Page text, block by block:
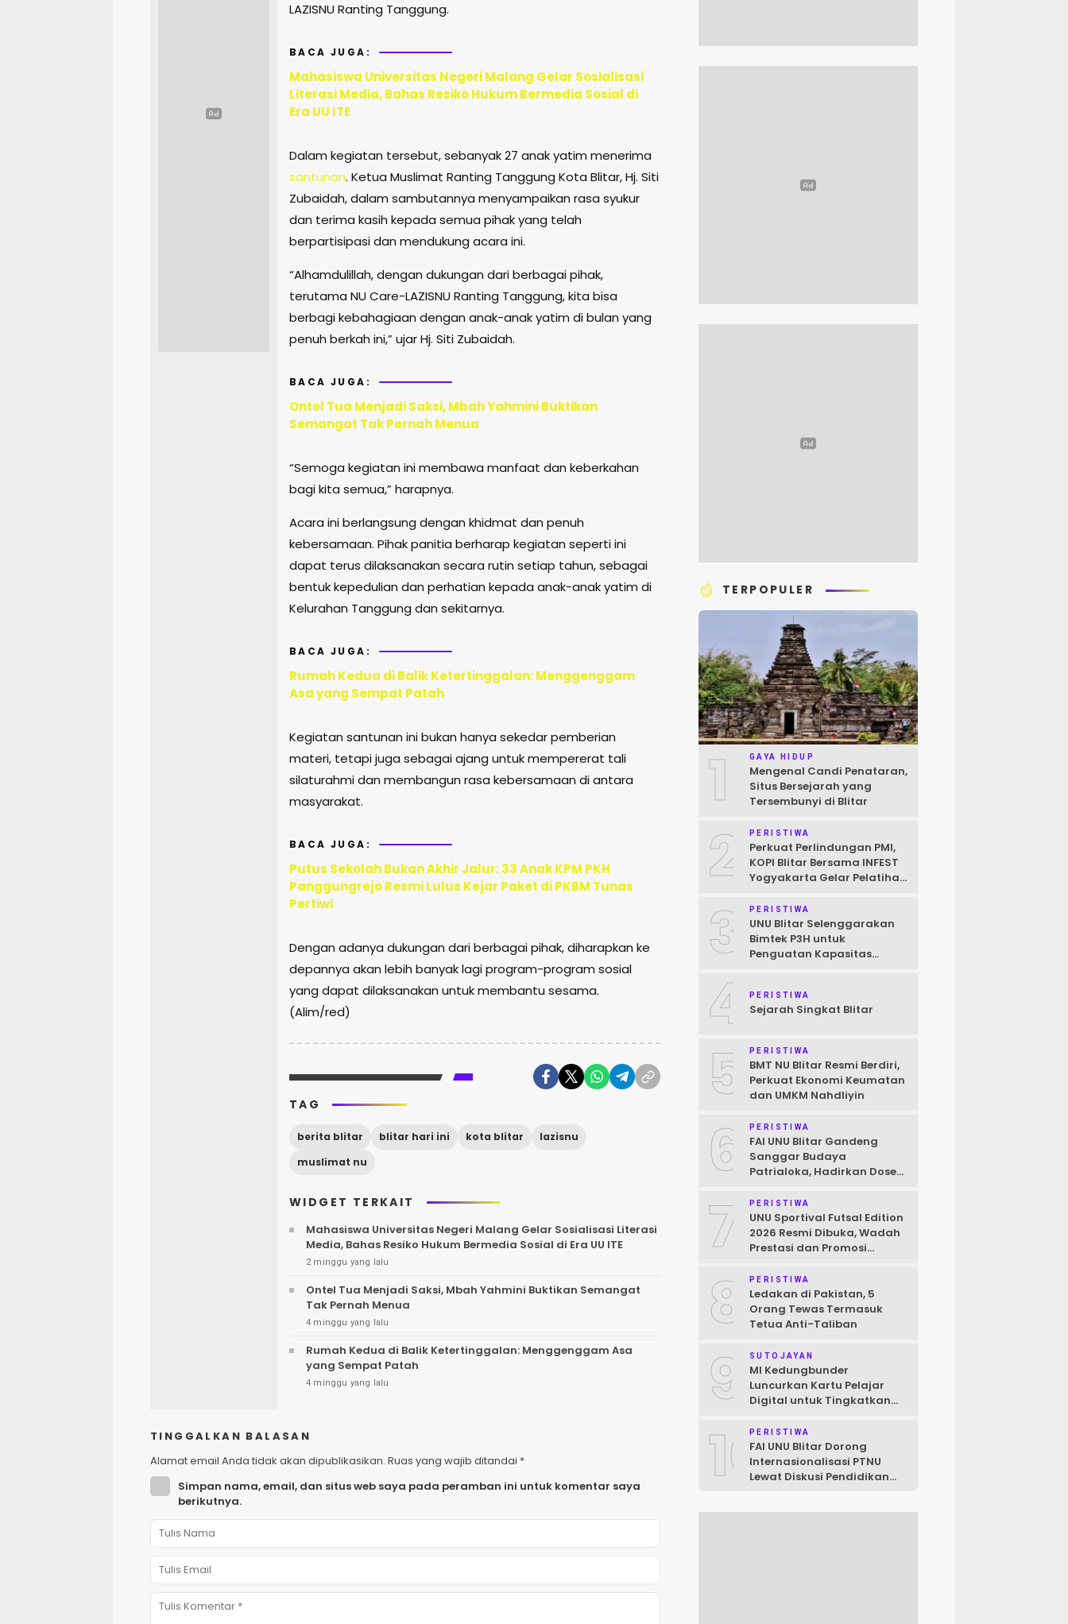
LAZISNU Ranting Tanggung.
BACA JUGA:
Mahasiswa Universitas Negeri Malang Gelar Sosialisasi
Literasi Media, Bahas Resiko Hukum Bermedia Sosial di
Era UU ITE
Dalam kegiatan tersebut, sebanyak 27 anak yatim menerima
santunan. Ketua Muslimat Ranting Tanggung Kota Blitar, Hj. Siti
Zubaidah, dalam sambutannya menyampaikan rasa syukur
dan terima kasih kepada semua pihak yang telah
berpartisipasi dan mendukung acara ini.
“Alhamdulillah, dengan dukungan dari berbagai pihak,
terutama NU Care-LAZISNU Ranting Tanggung, kita bisa
berbagi kebahagiaan dengan anak-anak yatim di bulan yang
penuh berkah ini,” ujar Hj. Siti Zubaidah.
BACA JUGA:
Ontel Tua Menjadi Saksi, Mbah Yahmini Buktikan
Semangat Tak Pernah Menua
“Semoga kegiatan ini membawa manfaat dan keberkahan
bagi kita semua,” harapnya.
Acara ini berlangsung dengan khidmat dan penuh
kebersamaan. Pihak panitia berharap kegiatan seperti ini
dapat terus dilaksanakan secara rutin setiap tahun, sebagai
bentuk kepedulian dan perhatian kepada anak-anak yatim di
Kelurahan Tanggung dan sekitarnya.
BACA JUGA:
Rumah Kedua di Balik Ketertinggalan: Menggenggam
Asa yang Sempat Patah
Kegiatan santunan ini bukan hanya sekedar pemberian
materi, tetapi juga sebagai ajang untuk mempererat tali
silaturahmi dan membangun rasa kebersamaan di antara
masyarakat.
BACA JUGA:
Putus Sekolah Bukan Akhir Jalur: 33 Anak KPM PKH
Panggungrejo Resmi Lulus Kejar Paket di PKBM Tunas
Pertiwi
Dengan adanya dukungan dari berbagai pihak, diharapkan ke
depannya akan lebih banyak lagi program-program sosial
yang dapat dilaksanakan untuk membantu sesama.
(Alim/red)
TAG
berita blitar blitar hari ini kota blitar
lazisnu
muslimat nu
WIDGET TERKAIT
Mahasiswa Universitas Negeri Malang Gelar Sosialisasi Literasi
Media, Bahas Resiko Hukum Bermedia Sosial di Era UU ITE
2 minggu yang lalu
Ontel Tua Menjadi Saksi, Mbah Yahmini Buktikan Semangat
Tak Pernah Menua
4 minggu yang lalu
Rumah Kedua di Balik Ketertinggalan: Menggenggam Asa
yang Sempat Patah
4 minggu yang lalu
TINGGALKAN BALASAN
Alamat email Anda tidak akan dipublikasikan. Ruas yang wajib ditandai *
Simpan nama, email, dan situs web saya pada peramban ini untuk komentar saya
berikutnya.
TERPOPULER
1 GAYA HIDUP
Mengenal Candi Penataran,
Situs Bersejarah yang
Tersembunyi di Blitar
2 PERISTIWA
Perkuat Perlindungan PMI,
KOPI Blitar Bersama INFEST
Yogyakarta Gelar Pelatihan
3 PERISTIWA
UNU Blitar Selenggarakan
Bimtek P3H untuk
Penguatan Kapasitas
4 PERISTIWA
Sejarah Singkat Blitar
5 PERISTIWA
BMT NU Blitar Resmi Berdiri,
Perkuat Ekonomi Keumatan
dan UMKM Nahdliyin
6 PERISTIWA
FAI UNU Blitar Gandeng
Sanggar Budaya
Patrialoka, Hadirkan Dosen
Mahasiswa
7 PERISTIWA
UNU Sportival Futsal Edition
2026 Resmi Dibuka, Wadah
Prestasi dan Promosi
Raya
8 PERISTIWA
Ledakan di Pakistan, 5
Orang Tewas Termasuk
Tetua Anti-Taliban
9 SUTOJAYAN
MI Kedungbunder
Luncurkan Kartu Pelajar
Digital untuk Tingkatkan
Siswa
10PERISTIWA
FAI UNU Blitar Dorong
Internasionalisasi PTNU
Lewat Diskusi Pendidikan